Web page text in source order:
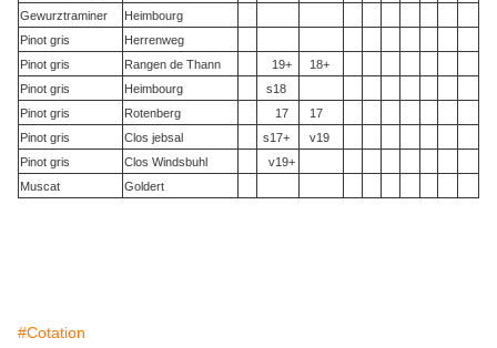
Gewurztraminer
Heimbourg
Pinot gris
Herrenweg
Pinot gris
Rangen de Thann 19+
18+
Pinot gris
Heimbourg
s18
Pinot gris
Rotenberg 17
17
Pinot gris
Clos jebsal s17+
v19
Pinot gris
Clos Windsbuhl
v19+
Muscat
Goldert
#Cotation